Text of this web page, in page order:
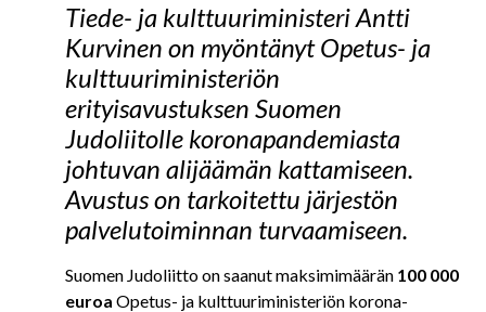
Tiede- ja kulttuuriministeri Antti
Kurvinen on myöntänyt Opetus- ja
kulttuuriministeriön
erityisavustuksen Suomen
Judoliitolle koronapandemiasta
johtuvan alijäämän kattamiseen.
Avustus on tarkoitettu järjestön
palvelutoiminnan turvaamiseen.
Suomen Judoliitto on saanut maksimimäärän 100 000
euroa Opetus- ja kulttuuriministeriön korona-